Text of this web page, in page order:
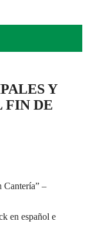
Y
FIN DE
Cantería” –
en español e